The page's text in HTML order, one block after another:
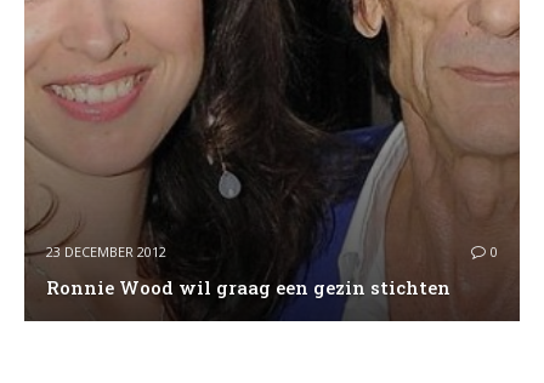
23 DECEMBER 2012 0
Ronnie Wood wil graag een gezin stichten